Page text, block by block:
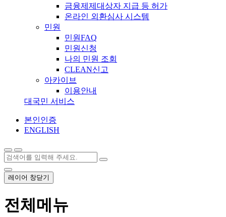
금융제제대상자 지급 등 허가
온라인 외환심사 시스템
민원
민원FAQ
민원신청
나의 민원 조회
CLEAN신고
아카이브
이용안내
대국민 서비스
본인인증
ENGLISH
레이어 창닫기
전체메뉴